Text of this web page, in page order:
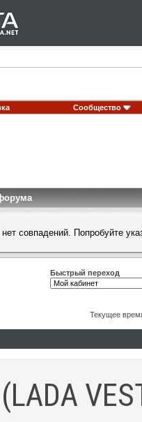
Сообщество
нет совпадений. Попробуйте
Быстрый переход
Текущее